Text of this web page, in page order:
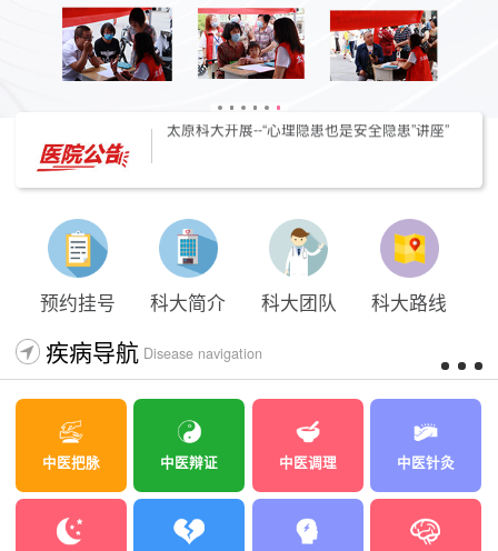
太原科大开展--“心理隐患也是安全隐患”讲座”
预约挂号 科大简介 科大团队 科大路线
疾病导航 Disease navigation
中医把脉 中医辩证 中医调理 中医针灸